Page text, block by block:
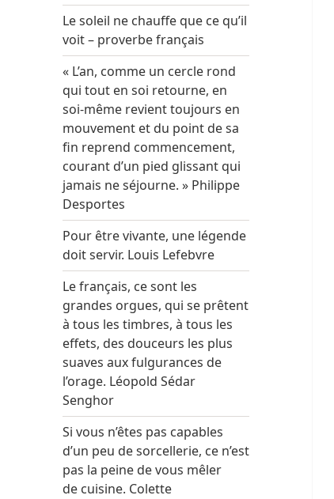
Le soleil ne chauffe que ce qu’il
voit – proverbe français
« L’an, comme un cercle rond
qui tout en soi retourne, en
soi-même revient toujours en
mouvement et du point de sa
fin reprend commencement,
courant d’un pied glissant qui
jamais ne séjourne. » Philippe
Desportes
Pour être vivante, une légende
doit servir. Louis Lefebvre
Le français, ce sont les
grandes orgues, qui se prêtent
à tous les timbres, à tous les
effets, des douceurs les plus
suaves aux fulgurances de
l’orage. Léopold Sédar
Senghor
Si vous n’êtes pas capables
d’un peu de sorcellerie, ce n’est
pas la peine de vous mêler
de cuisine. Colette